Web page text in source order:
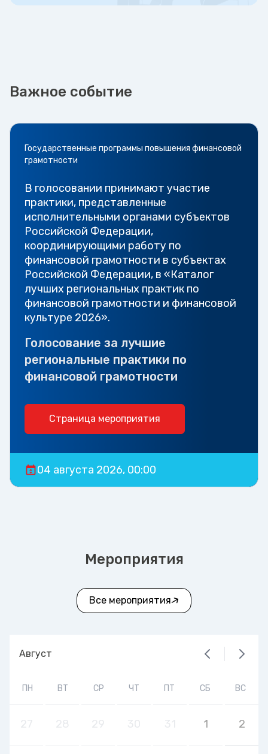
Важное событие
Государственные программы повышения финансовой
грамотности
В голосовании принимают участие
практики, представленные
исполнительными органами субъектов
Российской Федерации,
координирующими работу по
финансовой грамотности в субъектах
Российской Федерации, в «Каталог
лучших региональных практик по
финансовой грамотности и финансовой
культуре 2026».
Голосование за лучшие
региональные практики по
финансовой грамотности
Страница мероприятия
04 августа 2026, 00:00
Мероприятия
Все мероприятия
Август
ПН ВТ СР ЧТ ПТ СБ ВС
1 2